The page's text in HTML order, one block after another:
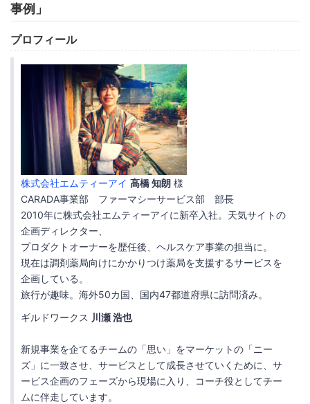
事例」
プロフィール
株式会社エムティーアイ 高橋 知朗 様
CARADA事業部 ファーマシーサービス部 部長
2010年に株式会社エムティーアイに新卒入社。天気サイトの
企画ディレクター、
プロダクトオーナーを歴任後、ヘルスケア事業の担当に。
現在は調剤薬局向けにかかりつけ薬局を支援するサービスを
企画している。
旅行が趣味。海外50カ国、国内47都道府県に訪問済み。
ギルドワークス 川瀬 浩也
新規事業を企てるチームの「思い」をマーケットの「ニー
ズ」に一致させ、サービスとして成長させていくために、サ
ービス企画のフェーズから現場に入り、コーチ役としてチー
ムに伴走しています。